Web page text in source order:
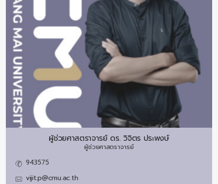
ผู้ช่วยศาสตราจารย์ ดร. วิจิตร ประพงษ์
ผู้ช่วยศาสตราจารย์
943575
vijit.p@cmu.ac.th